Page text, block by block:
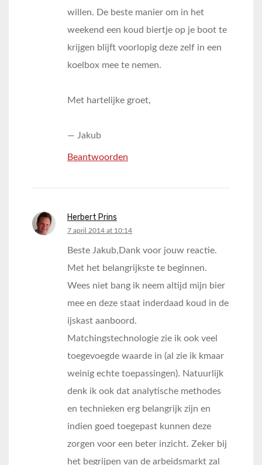
willen. De beste manier om in het
weekend een koud biertje op je boot te
krijgen blijft voorlopig deze zelf in een
koelbox mee te nemen.
Met hartelijke groet,
— Jakub
Beantwoorden
Herbert Prins
says:
7 april 2014 at 10:14
Beste Jakub,Dank voor jouw reactie.
Met het belangrijkste te beginnen.
Wees niet bang ik neem altijd mijn bier
mee en deze staat inderdaad koud in de
ijskast aanboord.
Matchingstechnologie zie ik ook veel
toegevoegde waarde in (al zie ik kmaar
weinig echte toepassingen). Natuurlijk
denk ik ook dat analytische methodes
en technieken erg belangrijk zijn en
indien goed toegepast kunnen deze
zorgen voor een beter inzicht. Zeker bij
het begrijpen van de arbeidsmarkt zal